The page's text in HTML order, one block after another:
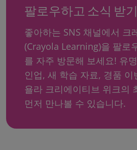
팔로우하고 소식 받
좋아하는 SNS 채널에서 크
(Crayola Learning)을 팔로
를 자주 방문해 보세요! 유
인업, 새 학습 자료, 경품 이
욜라 크리에이티브 위크의
먼저 만나볼 수 있습니다.